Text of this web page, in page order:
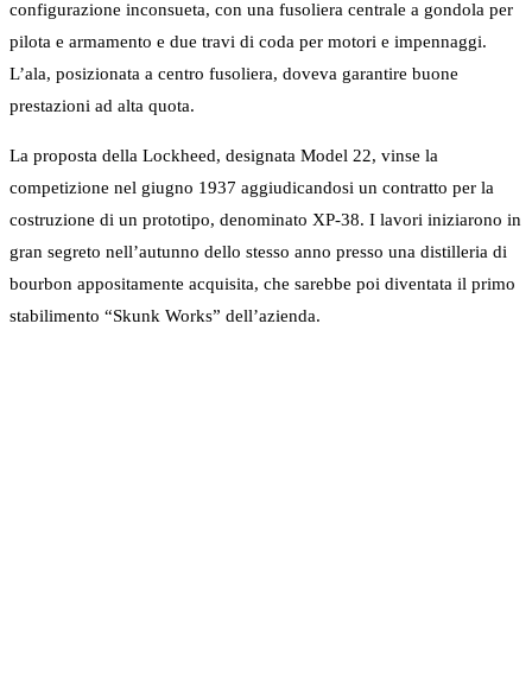
configurazione inconsueta, con una fusoliera centrale a gondola per
pilota e armamento e due travi di coda per motori e impennaggi.
L’ala, posizionata a centro fusoliera, doveva garantire buone
prestazioni ad alta quota.
La proposta della Lockheed, designata Model 22, vinse la
competizione nel giugno 1937 aggiudicandosi un contratto per la
costruzione di un prototipo, denominato XP-38. I lavori iniziarono in
gran segreto nell’autunno dello stesso anno presso una distilleria di
bourbon appositamente acquisita, che sarebbe poi diventata il primo
stabilimento “Skunk Works” dell’azienda.